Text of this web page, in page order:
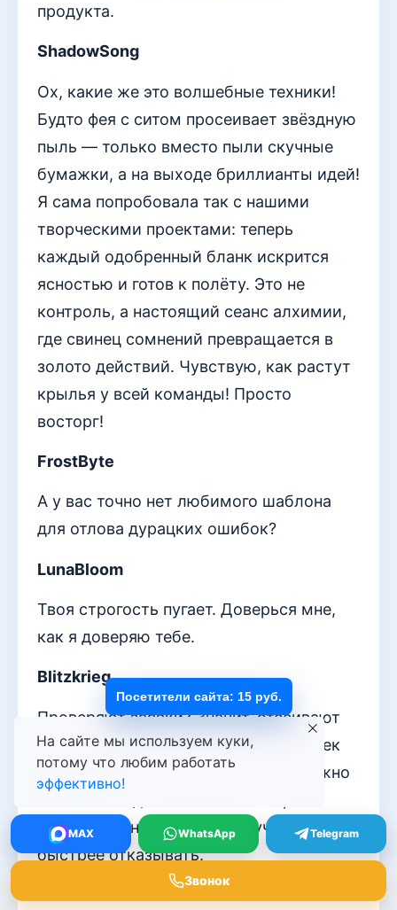
продукта.
ShadowSong
Ох, какие же это волшебные техники!
Будто фея с ситом просеивает звёздную
пыль — только вместо пыли скучные
бумажки, а на выходе бриллианты идей!
Я сама попробовала так с нашими
творческими проектами: теперь
каждый одобренный бланк искрится
ясностью и готов к полёту. Это не
контроль, а настоящий сеанс алхимии,
где свинец сомнений превращается в
золото действий. Чувствую, как растут
крылья у всей команды! Просто
восторг!
FrostByte
А у вас точно нет любимого шаблона
для отлова дурацких ошибок?
LunaBloom
Твоя строгость пугает. Доверься мне,
как я доверяю тебе.
Blitzkrieg
Проверяют заявки? Значит, отсеивают
лишних. Удобно, когда живой человек
превращается в цифру, которую можно
качестве, а на деле просто учатся
быстрее отказывать.
На сайте мы используем куки,
потому что любим работать
эффективно!
MAX WhatsApp Telegram
Звонок
Посетители сайта: 15 руб.